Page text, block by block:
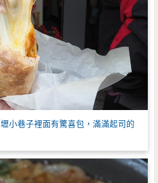
小巷子裡面有驚喜包，滿滿起司的